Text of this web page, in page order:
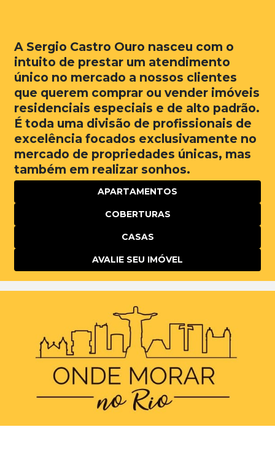
A Sergio Castro Ouro nasceu com o
intuito de prestar um atendimento
único no mercado a nossos clientes
que querem comprar ou vender imóveis
residenciais especiais e de alto padrão.
É toda uma divisão de profissionais de
excelência focados exclusivamente no
mercado de propriedades únicas, mas
também em realizar sonhos.
APARTAMENTOS
COBERTURAS
CASAS
AVALIE SEU IMÓVEL